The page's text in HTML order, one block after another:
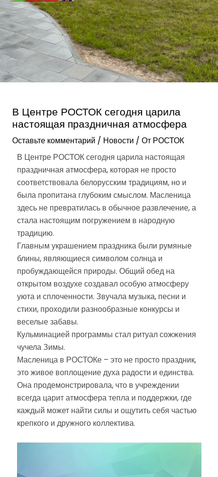
В Центре РОСТОК сегодня царила
настоящая праздничная атмосфера
Оставьте комментарий / Новости / От РОСТОК
В Центре РОСТОК сегодня царила настоящая
праздничная атмосфера, которая не просто
соответствовала белорусским традициям, но и
была пропитана глубоким смыслом. Масленица
здесь не превратилась в обычное развлечение, а
стала настоящим погружением в народную
традицию.
Главным украшением праздника были румяные
блины, являющиеся символом солнца и
пробуждающейся природы. Общий обед на
открытом воздухе создавал особую атмосферу
уюта и сплоченности. Звучала музыка, песни и
стихи, проходили разнообразные конкурсы и
веселые забавы.
Кульминацией программы стал ритуал сожжения
чучела Зимы.
Масленица в РОСТОКе – это не просто праздник,
это живое воплощение духа радости и единства.
Она продемонстрировала, что в учреждении
всегда царит атмосфера тепла и поддержки, где
каждый может найти силы и ощутить себя частью
крепкого и дружного коллектива.